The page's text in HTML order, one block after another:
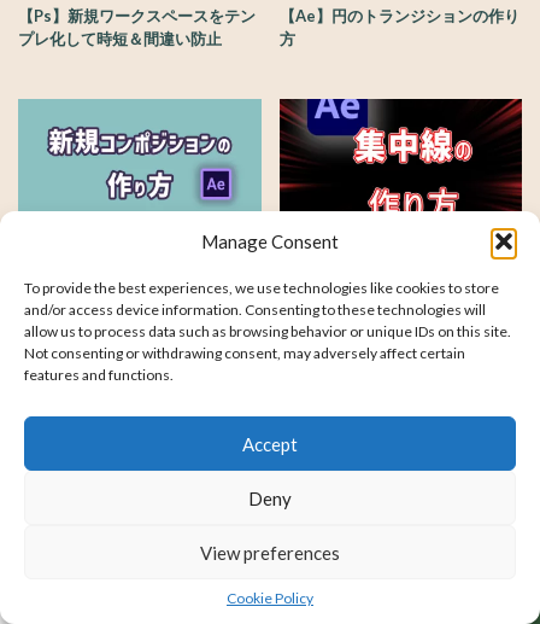
Manage Consent
To provide the best experiences, we use technologies like cookies to store
and/or access device information. Consenting to these technologies will
allow us to process data such as browsing behavior or unique IDs on this site.
Not consenting or withdrawing consent, may adversely affect certain
features and functions.
Accept
Deny
View preferences
Cookie Policy
【Ps】新規ワークスペースをテン
プレ化して時短＆間違い防止
【Ae】円のトランジションの作り
方
方と設定
【Ae】Youtubeでよく使う「集中
線」の作り方
【Ae】書き順通りに文字が出てく
動画編集をはじめるために準備す
メニュー